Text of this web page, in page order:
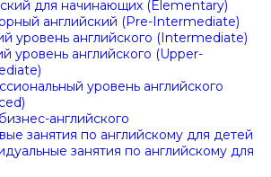
для начинающих (Elementary)
английский (Pre-Intermediate)
уровень английского (Intermediate)
уровень английского (Upper-
уровень английского
английского
занятия по английскому для детей
занятия по английскому для